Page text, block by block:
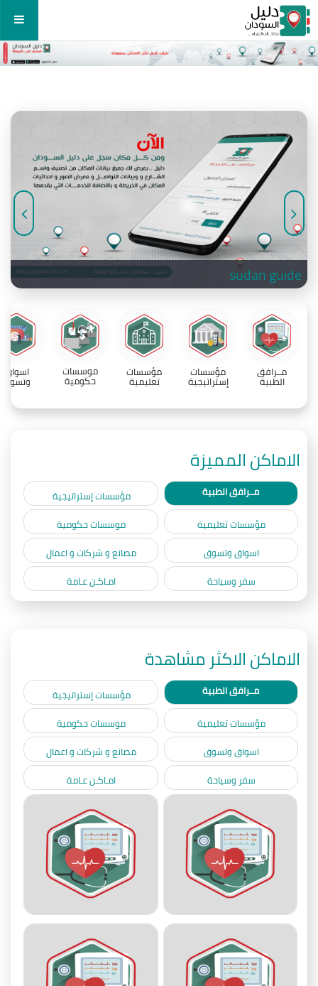
sudan guide
مــرافق
الطبية
مؤسسات
إستراتيجية
مؤسسات
تعليمية
موسسات
حكومية
اسواق
وتسوق
الاماكن المميزة
مــرافق الطبية
مؤسسات إستراتيجية
مؤسسات تعليمية
موسسات حكومية
اسواق وتسوق
مصانع و شركات و اعمال
سفر وسياحة
امـاكـن عـامة
الاماكن الاكثر مشاهدة
مــرافق الطبية
مؤسسات إستراتيجية
مؤسسات تعليمية
موسسات حكومية
اسواق وتسوق
مصانع و شركات و اعمال
سفر وسياحة
امـاكـن عـامة